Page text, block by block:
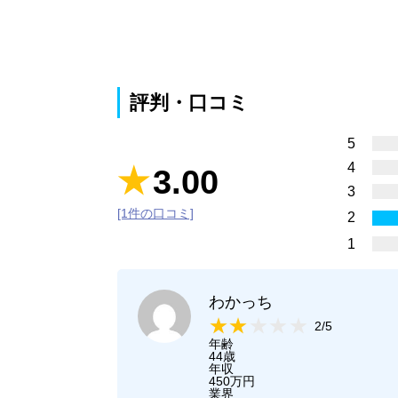
評判・口コミ
3.00
[1件の口コミ]
5
4
3
2
1
わかっち
2/5
年齢
44歳
年収
450万円
業界